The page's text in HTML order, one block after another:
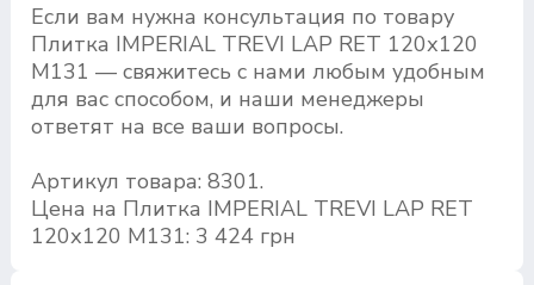
Если вам нужна консультация по товару
Плитка IMPERIAL TREVI LAP RET 120х120
M131 — свяжитесь с нами любым удобным
для вас способом, и наши менеджеры
ответят на все ваши вопросы.
Артикул товара: 8301.
Цена на Плитка IMPERIAL TREVI LAP RET
120х120 M131: 3 424 грн